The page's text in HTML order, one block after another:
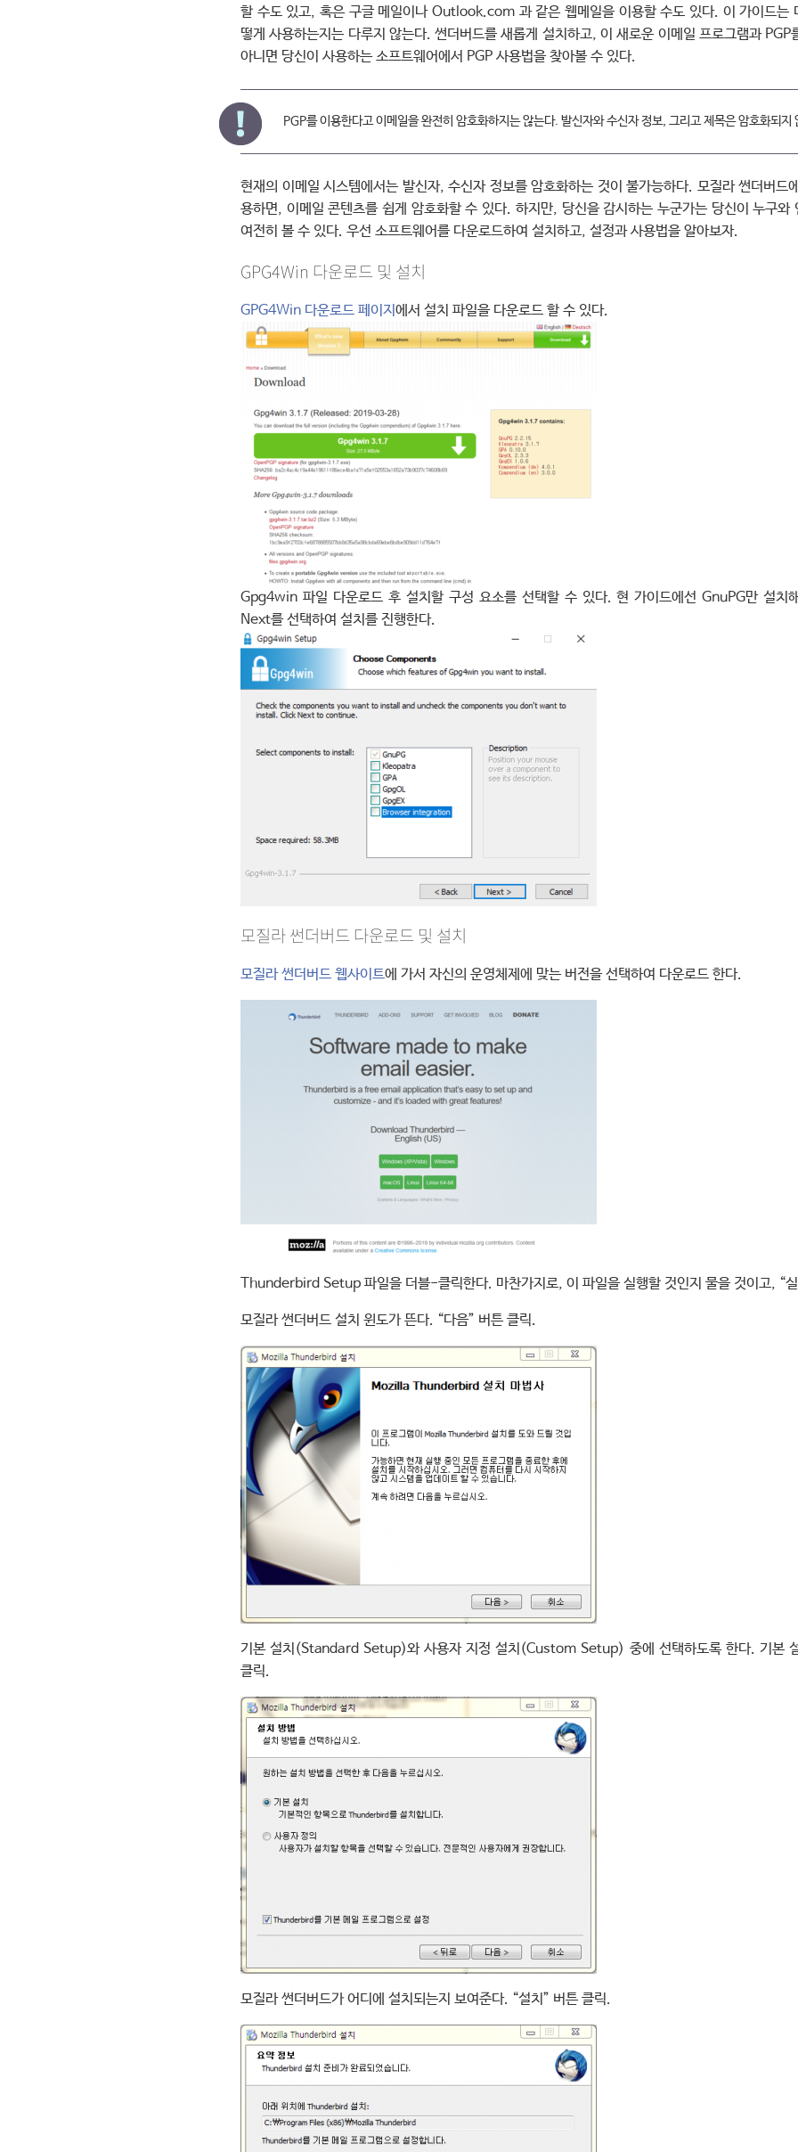
할 수도 있고, 혹은 구글 메일이나 Outlook.com 과 같은 웹메일을 이용할 수도 있다. 이 가이드는
떻게 사용하는지는 다루지 않는다. 썬더버드를 새롭게 설치하고, 이 새로운 이메일 프로그램과 PGP
아니면 당신이 사용하는 소프트웨어에서 PGP 사용법을 찾아볼 수 있다.
PGP를 이용한다고 이메일을 완전히 암호화하지는 않는다. 발신자와 수신자 정보, 그리고 제목은 암호화되지
현재의 이메일 시스템에서는 발신자, 수신자 정보를 암호화하는 것이 불가능하다. 모질라 썬더버
용하면, 이메일 콘텐츠를 쉽게 암호화할 수 있다. 하지만, 당신을 감시하는 누군가는 당신이 누구와
여전히 볼 수 있다. 우선 소프트웨어를 다운로드하여 설치하고, 설정과 사용법을 알아보자.
GPG4Win 다운로드 및 설치
GPG4Win 다운로드 페이지 에서 설치 파일을 다운로드 할 수 있다.
Gpg4win 파일 다운로드 후 설치할 구성 요소를 선택할 수 있다. 현 가이드에선 GnuPG만 설치
Next를 선택하여 설치를 진행한다.
모질라 썬더버드 다운로드 및 설치
모질라 썬더버드 웹사이트에 가서 자신의 운영체제에 맞는 버전을 선택하여 다운로드 한다.
Thunderbird Setup 파일을 더블-클릭한다. 마찬가지로, 이 파일을 실행할 것인지 물을 것이고, “
모질라 썬더버드 설치 윈도가 뜬다. “다음” 버튼 클릭.
기본 설치(Standard Setup)와 사용자 지정 설치(Custom Setup) 중에 선택하도록 한다. 기본
클릭.
모질라 썬더버드가 어디에 설치되는지 보여준다. “설치” 버튼 클릭.